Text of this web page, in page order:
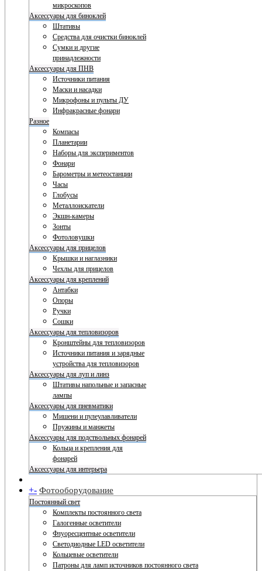
микроскопов
Аксессуары для биноклей
Штативы
Средства для очистки биноклей
Сумки и другие
принадлежности
Аксессуары для ПНВ
Источники питания
Маски и насадки
Микрофоны и пульты ДУ
Инфракрасные фонари
Разное
Компасы
Планетарии
Наборы для экспериментов
Фонари
Барометры и метеостанции
Часы
Глобусы
Металлоискатели
Экшн-камеры
Зонты
Фотоловушки
Аксессуары для прицелов
Крышки и наглазники
Чехлы для прицелов
Аксессуары для креплений
Антабки
Опоры
Ручки
Сошки
Аксессуары для тепловизоров
Кронштейны для тепловизоров
Источники питания и зарядные
устройства для тепловизоров
Аксессуары для луп и линз
Штативы напольные и запасные
лампы
Аксессуары для пневматики
Мишени и пулеулавливатели
Пружины и манжеты
Аксессуары для подствольных фонарей
Кольца и крепления для
фонарей
Аксессуары для интерьера
+- Фотооборудование
Постоянный свет
Комплекты постоянного света
Галогенные осветители
Флуоресцентные осветители
Светодиодные LED осветители
Кольцевые осветители
Патроны для ламп источников постоянного света